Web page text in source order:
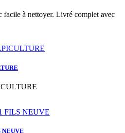
facile à nettoyer. Livré complet avec
NEUVE